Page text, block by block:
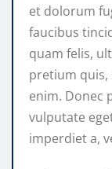
et dolorum
faucibus
quam felis,
pretium quis,
enim. Donec
vulputate
imperdiet a,